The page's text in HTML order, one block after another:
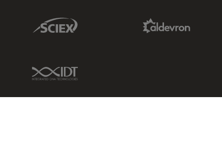
Sciex Link
IDT Link